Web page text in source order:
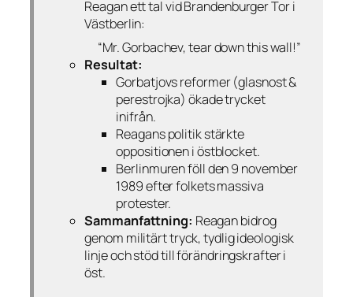
Reagan ett tal vid Brandenburger Tor i
Västberlin:
“Mr. Gorbachev, tear down this wall!”
Resultat:
Gorbatjovs reformer (glasnost &
perestrojka) ökade trycket
inifrån.
Reagans politik stärkte
oppositionen i östblocket.
Berlinmuren föll den 9 november
1989 efter folkets massiva
protester.
Sammanfattning: Reagan bidrog
genom militärt tryck, tydlig ideologisk
linje och stöd till förändringskrafter i
öst.